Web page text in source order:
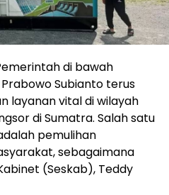
di bawah
Subianto terus
layanan vital di wilayah
di Sumatra. Salah satu
pemulihan
sebagaimana
(Seskab), Teddy